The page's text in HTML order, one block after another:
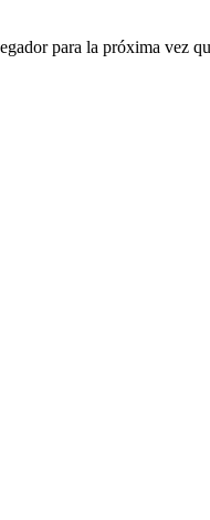
para la próxima vez